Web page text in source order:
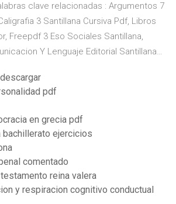
clave relacionadas : Argumentos 7
3 Santillana Cursiva Pdf, Libros
Freepdf 3 Eso Sociales Santillana,
Y Lenguaje Editorial Santillana…
pdf
en grecia pdf
bachillerato ejercicios
comentado
reina valera
y respiracion cognitivo conductual